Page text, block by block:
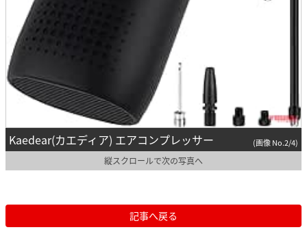
Kaedear(カエディア) エアコンプレッサー (画像 No.2/4)
縦スクロールで次の写真へ
記事へ戻る